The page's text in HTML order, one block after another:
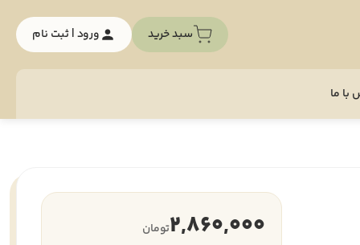
سبد خرید ورود | ثبت نام
با ما
2,860,000تومان